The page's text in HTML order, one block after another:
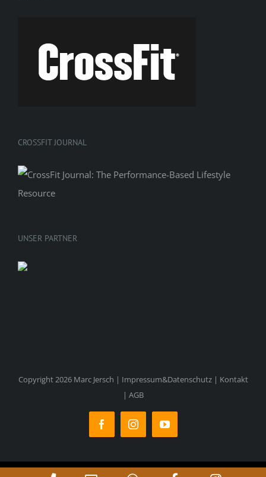
CROSSFIT JOURNAL
UNSER PARTNER
Copyright 2026 Marc Jersch | Impressum&Datenschutz| Kontakt
| AGB
FacebookInstagramYouTube